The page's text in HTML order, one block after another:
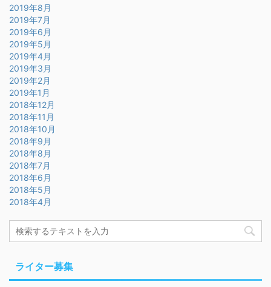
2019年8月
2019年7月
2019年6月
2019年5月
2019年4月
2019年3月
2019年2月
2019年1月
2018年12月
2018年11月
2018年10月
2018年9月
2018年8月
2018年7月
2018年6月
2018年5月
2018年4月
ライター募集